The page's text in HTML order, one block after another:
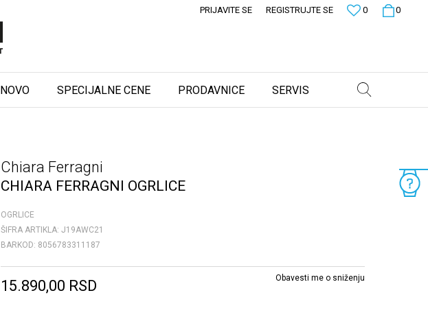
0
0
PRIJAVITE SE REGISTRUJTE SE
NOVO SPECIJALNE CENE PRODAVNICE SERVIS
Chiara Ferragni
CHIARA FERRAGNI OGRLICE
OGRLICE
ŠIFRA ARTIKLA: J19AWC21
BARKOD: 8056783311187
15.890,00 RSD Obavesti me o sniženju